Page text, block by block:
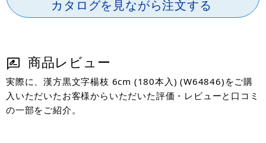
カタログを見ながら注文する
商品レビュー
実際に、漢方黒文字楊枝 6cm (180本入) (W64846)をご購
入いただいたお客様からいただいた評価・レビューと口コミ
の一部をご紹介。